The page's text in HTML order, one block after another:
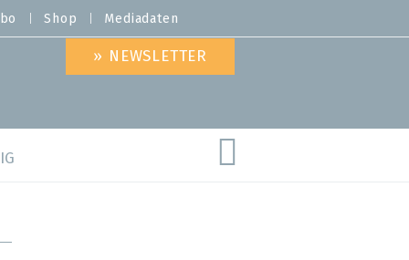
Shop Mediadaten
» NEWSLETTER